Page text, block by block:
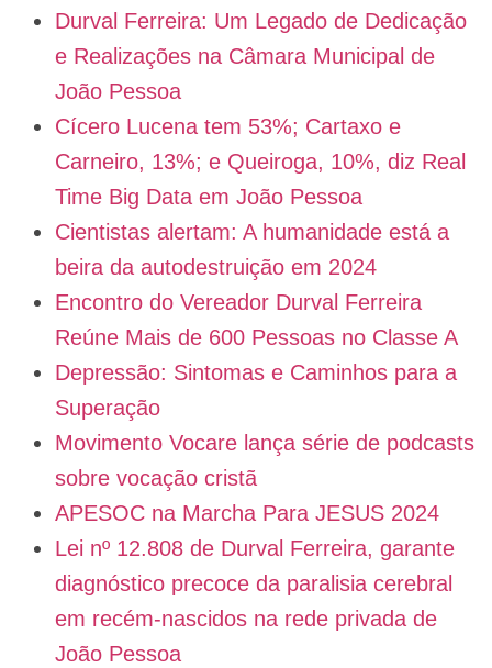
Durval Ferreira: Um Legado de Dedicação
e Realizações na Câmara Municipal de
João Pessoa
Cícero Lucena tem 53%; Cartaxo e
Carneiro, 13%; e Queiroga, 10%, diz Real
Time Big Data em João Pessoa
Cientistas alertam: A humanidade está a
beira da autodestruição em 2024
Encontro do Vereador Durval Ferreira
Reúne Mais de 600 Pessoas no Classe A
Depressão: Sintomas e Caminhos para a
Superação
Movimento Vocare lança série de podcasts
sobre vocação cristã
APESOC na Marcha Para JESUS 2024
Lei nº 12.808 de Durval Ferreira, garante
diagnóstico precoce da paralisia cerebral
em recém-nascidos na rede privada de
João Pessoa